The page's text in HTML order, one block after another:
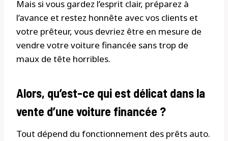
Mais si vous gardez l’esprit clair, préparez à
l’avance et restez honnête avec vos clients et
votre prêteur, vous devriez être en mesure de
vendre votre voiture financée sans trop de
maux de tête horribles.
Alors, qu’est-ce qui est délicat dans la
vente d’une voiture financée ?
Tout dépend du fonctionnement des prêts auto.